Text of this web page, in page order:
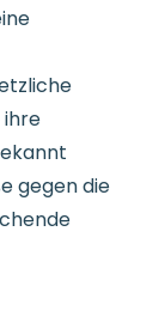
ihre
gegen die